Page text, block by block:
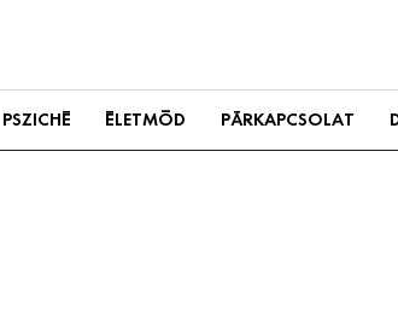
PSZICHÉ ÉLETMÓD PÁRKAPCSOLAT